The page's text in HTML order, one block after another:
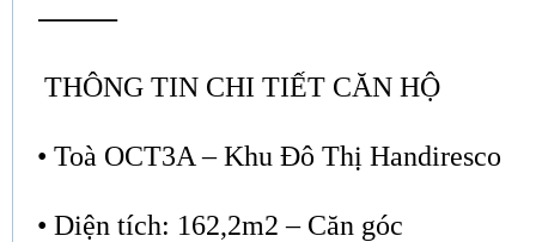
⸻
THÔNG TIN CHI TIẾT CĂN HỘ
• Toà OCT3A – Khu Đô Thị Handiresco
• Diện tích: 162,2m2 – Căn góc